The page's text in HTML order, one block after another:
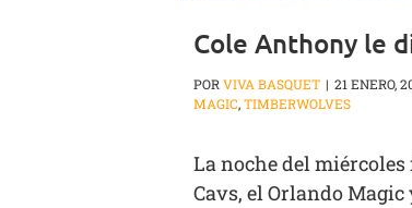
Cole Anthony le
PORVIVA BASQUET | 21 ENERO,
MAGIC,TIMBERWOLVES
La noche del
Cavs, el Orlando